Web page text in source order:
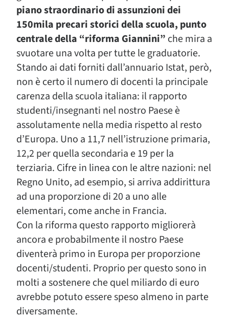
piano straordinario di assunzioni dei
150mila precari storici della scuola, punto
centrale della “riforma Giannini” che mira a
svuotare una volta per tutte le graduatorie.
Stando ai dati forniti dall’annuario Istat, però,
non è certo il numero di docenti la principale
carenza della scuola italiana: il rapporto
studenti/insegnanti nel nostro Paese è
assolutamente nella media rispetto al resto
d’Europa. Uno a 11,7 nell’istruzione primaria,
12,2 per quella secondaria e 19 per la
terziaria. Cifre in linea con le altre nazioni: nel
Regno Unito, ad esempio, si arriva addirittura
ad una proporzione di 20 a uno alle
elementari, come anche in Francia.
Con la riforma questo rapporto migliorerà
ancora e probabilmente il nostro Paese
diventerà primo in Europa per proporzione
docenti/studenti. Proprio per questo sono in
molti a sostenere che quel miliardo di euro
avrebbe potuto essere speso almeno in parte
diversamente.